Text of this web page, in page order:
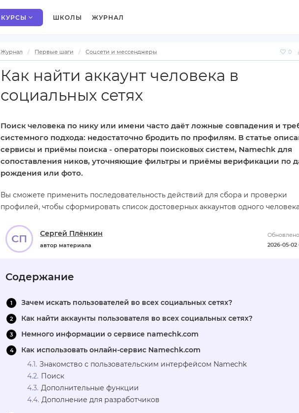
КУРСЫ ШКОЛЫ ЖУРНАЛ
Журнал Первые шаги Соцсети и мессенджеры 0
Как найти аккаунт человека в
социальных сетях
Поиск человека по нику или имени часто даёт ложные совпадения и
системного подхода: недостаточно бродить по профилям. В статье
сервисы и приёмы поиска - операторы поисковых систем, Namechk для
сопоставления ников, уточняющие фильтры и приёмы верификации по
рождения или фото.
Вы сможете применить последовательность действий для сбора и проверки
профилей, чтобы сформировать список достоверных аккаунтов одного
2026-05-02
СП Сергей Плёнкин
автор материала
Содержание
Зачем искать пользователей во всех социальных сетях?
Как найти аккаунты пользователя во всех социальных сетях?
Немного информации о сервисе namechk.com
Как использовать онлайн-сервис Namechk.com
Знакомство с пользовательским интерфейсом Namechk
Поиск
Дополнительные функции
Дополнение для разработчиков